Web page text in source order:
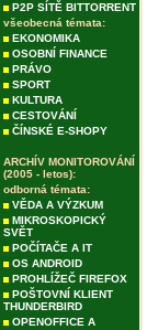
P2P SÍTĚ BITTORRENT
všeobecná témata:
EKONOMIKA
OSOBNÍ FINANCE
PRÁVO
SPORT
KULTURA
CESTOVÁNÍ
ČÍNSKÉ E-SHOPY
ARCHÍV MONITOROVÁNÍ
(2005 - letos):
odborná témata:
VĚDA A VÝZKUM
MIKROSKOPICKÝ
SVĚT
POČÍTAČE A IT
OS ANDROID
PROHLÍŽEČ FIREFOX
POŠTOVNÍ KLIENT
THUNDERBIRD
OPENOFFICE A